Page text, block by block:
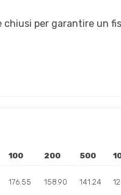
chiusi per garantire un
100 200 500
176.55 158.90 141.24